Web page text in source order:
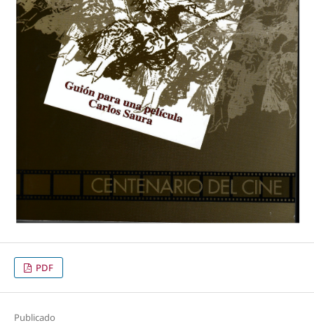
PDF
Publicado